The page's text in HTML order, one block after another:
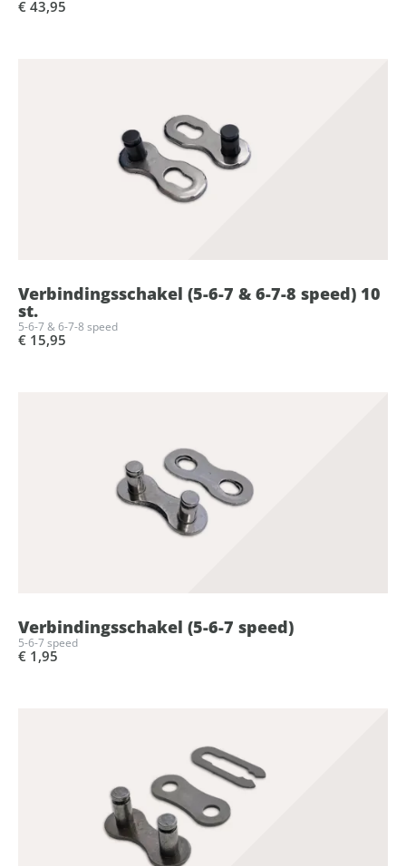
€ 43,95
Verbindingsschakel (5-6-7 & 6-7-8 speed) 10
st.
5-6-7 & 6-7-8 speed
€ 15,95
Verbindingsschakel (5-6-7 speed)
5-6-7 speed
€ 1,95